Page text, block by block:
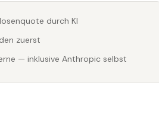
durch KI
zuerst
— inklusive Anthropic selbst